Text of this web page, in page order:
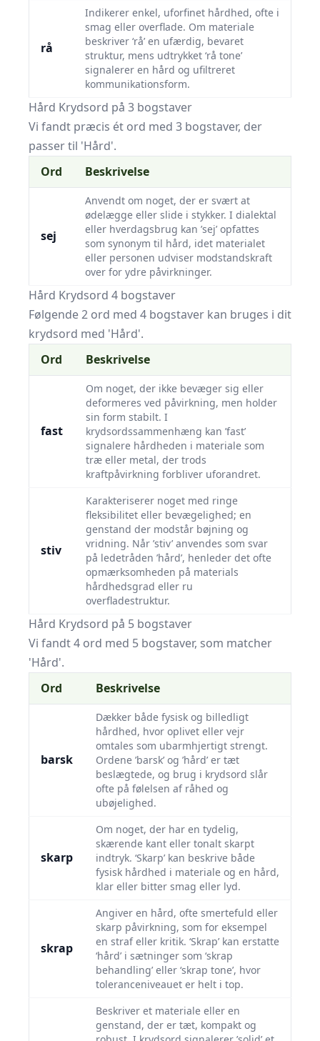
rå
Indikerer enkel, uforfinet hårdhed, ofte i
smag eller overflade. Om materiale
beskriver ‘rå’ en ufærdig, bevaret
struktur, mens udtrykket ‘rå tone’
signalerer en hård og ufiltreret
kommunikationsform.
Hård Krydsord på 3 bogstaver
Vi fandt præcis ét ord med 3 bogstaver, der
passer til 'Hård'.
Ord
Beskrivelse
sej
Anvendt om noget, der er svært at
ødelægge eller slide i stykker. I dialektal
eller hverdagsbrug kan ’sej’ opfattes
som synonym til hård, idet materialet
eller personen udviser modstandskraft
over for ydre påvirkninger.
Hård Krydsord 4 bogstaver
Følgende 2 ord med 4 bogstaver kan bruges i dit
krydsord med 'Hård'.
Ord
Beskrivelse
fast
Om noget, der ikke bevæger sig eller
deformeres ved påvirkning, men holder
sin form stabilt. I
krydsordssammenhæng kan ’fast’
signalere hårdheden i materiale som
træ eller metal, der trods
kraftpåvirkning forbliver uforandret.
stiv
Karakteriserer noget med ringe
fleksibilitet eller bevægelighed; en
genstand der modstår bøjning og
vridning. Når ’stiv’ anvendes som svar
på ledetråden ’hård’, henleder det ofte
opmærksomheden på materials
hårdhedsgrad eller ru
overfladestruktur.
Hård Krydsord på 5 bogstaver
Vi fandt 4 ord med 5 bogstaver, som matcher
'Hård'.
Ord
Beskrivelse
barsk
Dækker både fysisk og billedligt
hårdhed, hvor oplivet eller vejr
omtales som ubarmhjertigt strengt.
Ordene ’barsk’ og ’hård’ er tæt
beslægtede, og brug i krydsord slår
ofte på følelsen af råhed og
ubøjelighed.
skarp
Om noget, der har en tydelig,
skærende kant eller tonalt skarpt
indtryk. ‘Skarp’ kan beskrive både
fysisk hårdhed i materiale og en hård,
klar eller bitter smag eller lyd.
skrap
Angiver en hård, ofte smertefuld eller
skarp påvirkning, som for eksempel
en straf eller kritik. ‘Skrap’ kan erstatte
‘hård’ i sætninger som ‘skrap
behandling’ eller ‘skrap tone’, hvor
toleranceniveauet er helt i top.
Beskriver et materiale eller en
genstand, der er tæt, kompakt og